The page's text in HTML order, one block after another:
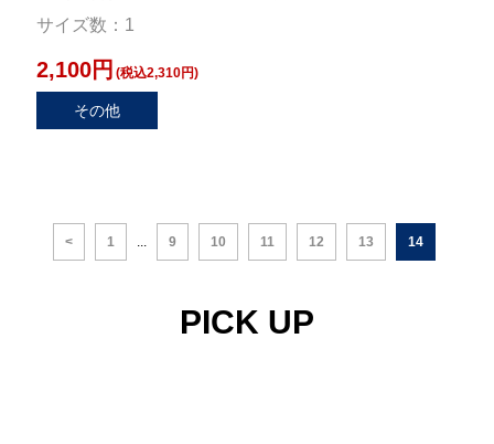
サイズ数：1
2,100円 (税込2,310円)
その他
< 1 ... 9 10 11 12 13 14
PICK UP